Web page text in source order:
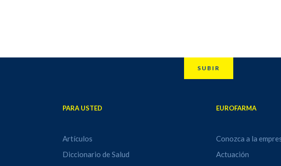
SUBIR
PARA USTED
Artículos
Diccionario de Salud
EUROFARMA
Conozca a la
Actuación